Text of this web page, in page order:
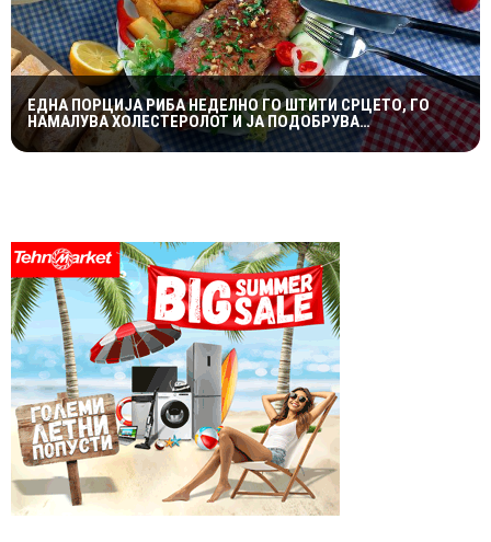
ЕДНА ПОРЦИЈА РИБА НЕДЕЛНО ГО ШТИТИ СРЦЕТО, ГО
НАМАЛУВА ХОЛЕСТЕРОЛОТ И ЈА ПОДОБРУВА
МЕМОРИЈАТА